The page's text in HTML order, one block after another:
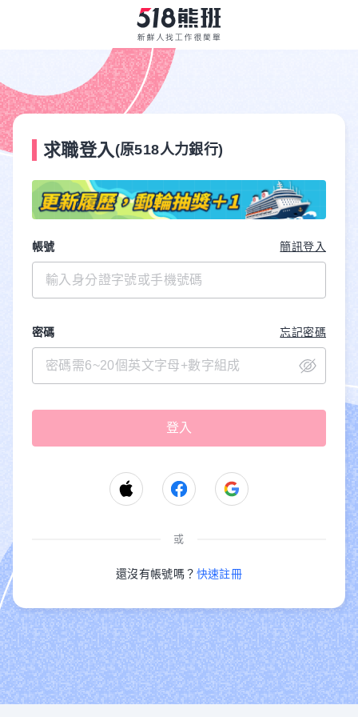
求職登入 (原518人力銀行)
帳號 簡訊登入
密碼 忘記密碼
或
還沒有帳號嗎？ 快速註冊